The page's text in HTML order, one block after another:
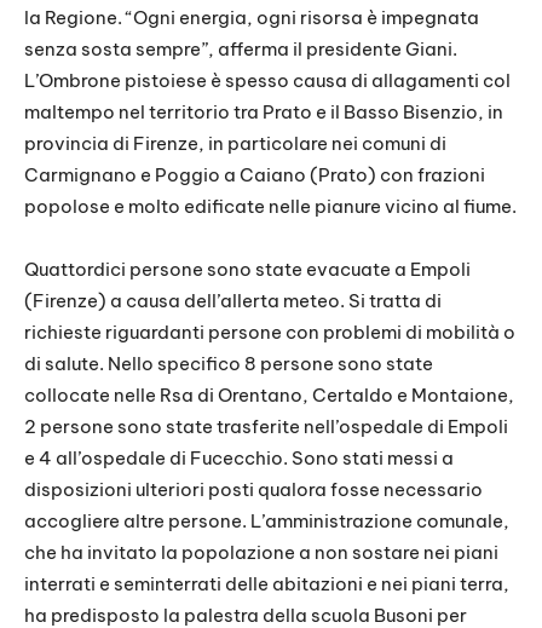
la Regione. “Ogni energia, ogni risorsa è impegnata
senza sosta sempre”, afferma il presidente Giani.
L’Ombrone pistoiese è spesso causa di allagamenti col
maltempo nel territorio tra Prato e il Basso Bisenzio, in
provincia di Firenze, in particolare nei comuni di
Carmignano e Poggio a Caiano (Prato) con frazioni
popolose e molto edificate nelle pianure vicino al fiume.
Quattordici persone sono state evacuate a Empoli
(Firenze) a causa dell’allerta meteo. Si tratta di
richieste riguardanti persone con problemi di mobilità o
di salute. Nello specifico 8 persone sono state
collocate nelle Rsa di Orentano, Certaldo e Montaione,
2 persone sono state trasferite nell’ospedale di Empoli
e 4 all’ospedale di Fucecchio. Sono stati messi a
disposizioni ulteriori posti qualora fosse necessario
accogliere altre persone. L’amministrazione comunale,
che ha invitato la popolazione a non sostare nei piani
interrati e seminterrati delle abitazioni e nei piani terra,
ha predisposto la palestra della scuola Busoni per